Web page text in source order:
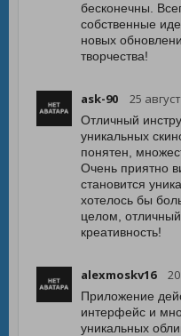
бесконечны.
собственные
новых
творчества!
ask-90 25
Отличный
уникальных
понятен,
Очень приятно
становится
хотелось бы
целом,
креативность!
alexmoskv16
Приложение
интерфейс и
уникальных